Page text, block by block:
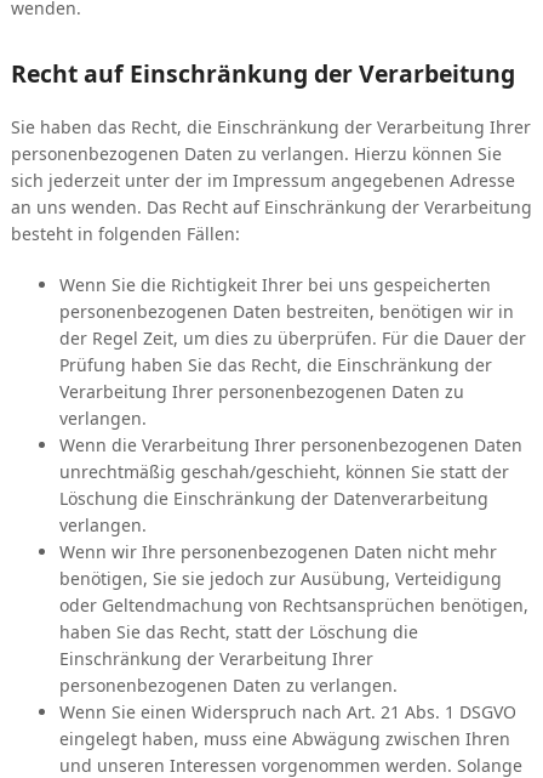
wenden.
Recht auf Einschränkung der Verarbeitung
Sie haben das Recht, die Einschränkung der Verarbeitung Ihrer
personenbezogenen Daten zu verlangen. Hierzu können Sie
sich jederzeit unter der im Impressum angegebenen Adresse
an uns wenden. Das Recht auf Einschränkung der Verarbeitung
besteht in folgenden Fällen:
Wenn Sie die Richtigkeit Ihrer bei uns gespeicherten
personenbezogenen Daten bestreiten, benötigen wir in
der Regel Zeit, um dies zu überprüfen. Für die Dauer der
Prüfung haben Sie das Recht, die Einschränkung der
Verarbeitung Ihrer personenbezogenen Daten zu
verlangen.
Wenn die Verarbeitung Ihrer personenbezogenen Daten
unrechtmäßig geschah/geschieht, können Sie statt der
Löschung die Einschränkung der Datenverarbeitung
verlangen.
Wenn wir Ihre personenbezogenen Daten nicht mehr
benötigen, Sie sie jedoch zur Ausübung, Verteidigung
oder Geltendmachung von Rechtsansprüchen benötigen,
haben Sie das Recht, statt der Löschung die
Einschränkung der Verarbeitung Ihrer
personenbezogenen Daten zu verlangen.
Wenn Sie einen Widerspruch nach Art. 21 Abs. 1 DSGVO
eingelegt haben, muss eine Abwägung zwischen Ihren
und unseren Interessen vorgenommen werden. Solange